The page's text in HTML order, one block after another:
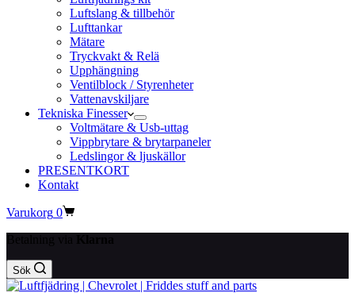
Luftslang & tillbehör
Lufttankar
Mätare
Tryckvakt & Relä
Upphängning
Ventilblock / Styrenheter
Vattenavskiljare
Tekniska Finesser
Voltmätare & Usb-uttag
Vippbrytare & brytarpaneler
Ledslingor & ljuskällor
PRESENTKORT
Kontakt
Varukorg 0
Sök